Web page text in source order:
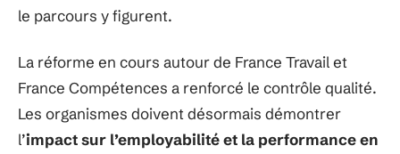
le parcours y figurent.
La réforme en cours autour de France Travail et
France Compétences a renforcé le contrôle qualité.
Les organismes doivent désormais démontrer
l’impact sur l’employabilité et la performance en